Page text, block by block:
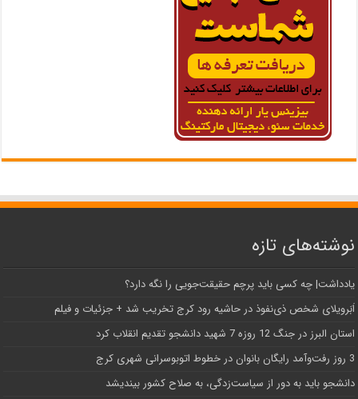
نوشته‌های تازه
یادداشت| ‌چه کسی باید پرچم حقیقت‌جویی را نگه دارد؟
اَبَر‌ویلای شخص ذی‌نفوذ در حاشیه‌ رود کرج تخریب شد + جزئیات و فیلم
استان البرز در جنگ 12 روزه 7 شهید دانشجو تقدیم انقلاب کرد
3 روز رفت‌وآمد رایگان بانوان در خطوط اتوبوسرانی شهری کرج
دانشجو باید به دور از سیاست‌زدگی، به صلاح کشور بیندیشد